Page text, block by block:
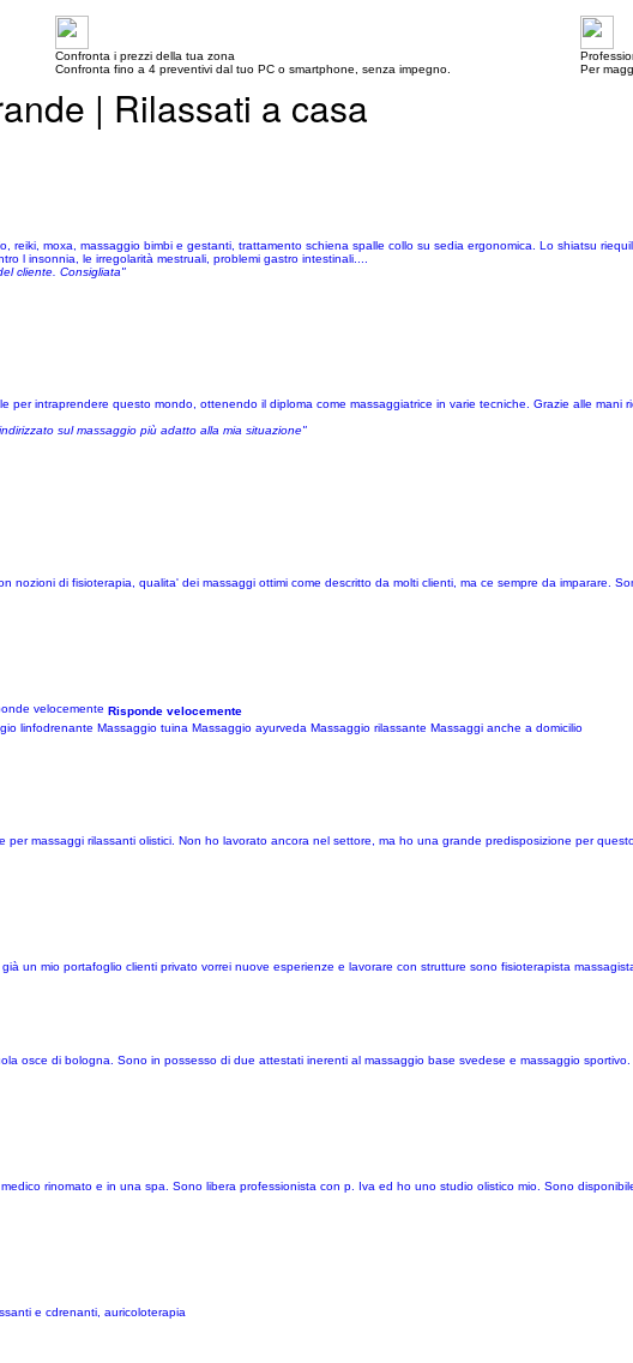
Confronta i prezzi della tua zona
Confronta fino a 4 preventivi dal tuo PC o smartphone, senza impegno.
Per
| Rilassati a casa
moxa, massaggio bimbi e gestanti, trattamento schiena spalle collo su sedia ergonomica. Lo shiatsu
l insonnia, le irregolarità mestruali, problemi gastro intestinali....
cliente. Consigliata"
intraprendere questo mondo, ottenendo il diploma come massaggiatrice in varie tecniche. Grazie alle mani
sul massaggio più adatto alla mia situazione"
di fisioterapia, qualita' dei massaggi ottimi come descritto da molti clienti, ma ce sempre da imparare.
Risponde velocemente
linfodrenante Massaggio tuina Massaggio ayurveda Massaggio rilassante Massaggi anche a domicilio
massaggi rilassanti olistici. Non ho lavorato ancora nel settore, ma ho una grande predisposizione per
un mio portafoglio clienti privato vorrei nuove esperienze e lavorare con strutture sono fisioterapista
osce di bologna. Sono in possesso di due attestati inerenti al massaggio base svedese e massaggio
rinomato e in una spa. Sono libera professionista con p. Iva ed ho uno studio olistico mio. Sono
e cdrenanti, auricoloterapia